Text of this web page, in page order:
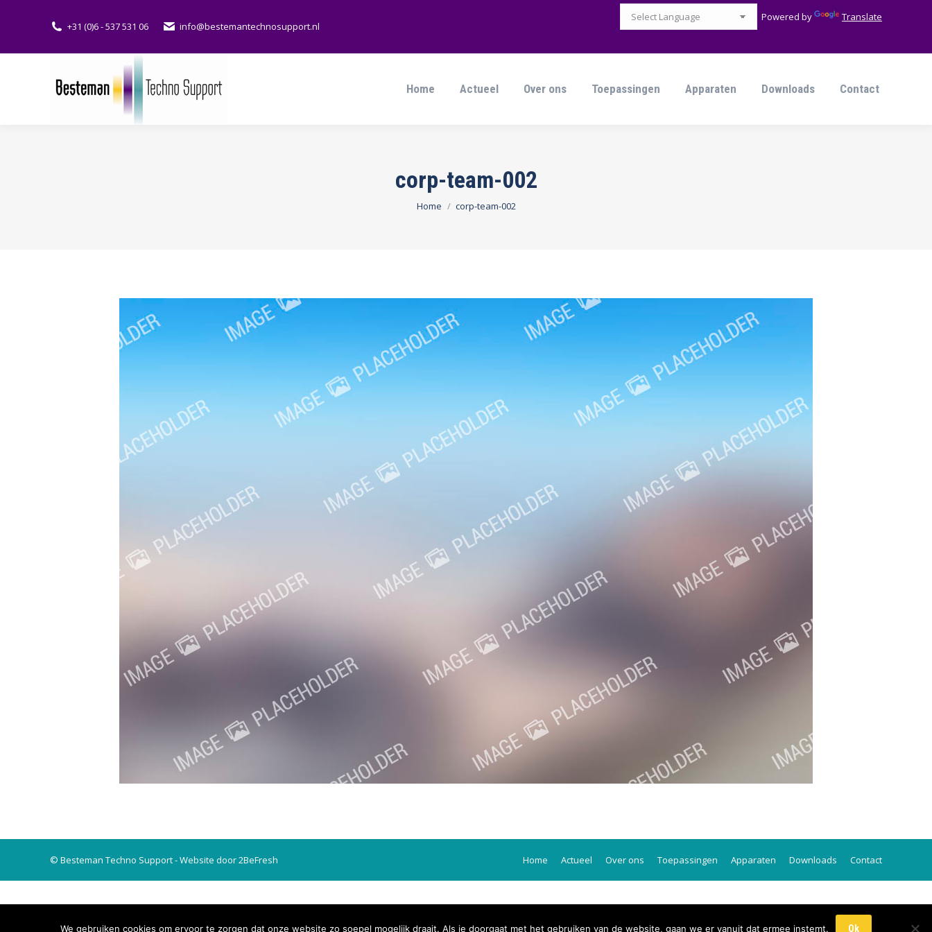
+31 (0)6 - 537 531 06 info@bestemantechnosupport.nl
Powered by Translate
Home Actueel Over ons Toepassingen Apparaten Downloads Contact
corp-team-002
Je bent hier:
Home corp-team-002
© Besteman Techno Support - Website door 2BeFresh Home Actueel Over ons Toepassingen Apparaten Downloads Contact
We gebruiken cookies om ervoor te zorgen dat onze website zo soepel mogelijk draait. Als je doorgaat met het gebruiken van de website, gaan we er vanuit dat ermee instemt. Ok